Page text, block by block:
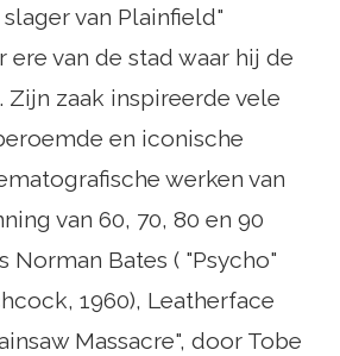
van Plainfield"
ere van de stad waar hij de
zaak inspireerde vele
en iconische
werken van
van 60, 70, 80 en 90
Norman Bates ( "Psycho"
1960), Leatherface
Massacre", door Tobe